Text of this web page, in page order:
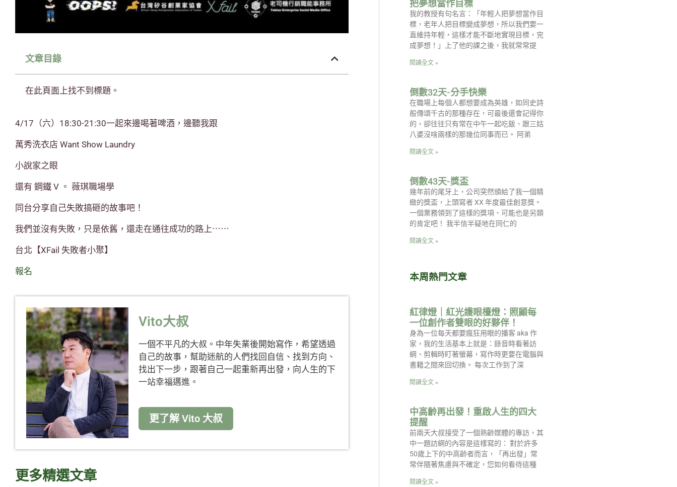
文章目錄
在此頁面上找不到標題。
4/17（六）18:30-21:30一起來邊喝著啤酒，邊聽我跟
萬秀洗衣店 Want Show Laundry
小說家之眼
還有 鋼鐵 V 。 薇琪職場學
同台分享自己失敗搞砸的故事吧！
我們並沒有失敗，只是依舊，還走在通往成功的路上⋯⋯
台北【XFail 失敗者小聚】
報名
Vito大叔
一個不平凡的大叔。中年失業後開始寫作，希望透過
自己的故事，幫助迷航的人們找回自信、找到方向、
找出下一步，跟著自己一起重新再出發，向人生的下
一站幸福邁進。
更了解 Vito 大叔
更多精選文章
把夢想當作目標
我的教授有句名言：「年輕人把夢想當作目
標，老年人把目標變成夢想，所以我們要一
直維持年輕，這樣才能不斷地實現目標，完
成夢想！」上了他的課之後，我就常常提
閱讀全文 »
倒數32天-分手快樂
在職場上每個人都想要成為英雄，如同史詩
般傳頌千古的那種存在，可最後還會記得你
的，卻往往只有常在中午一起吃飯、跟三姑
八婆沒啥兩樣的那幾位同事而已。 阿弟
閱讀全文 »
倒數43天-獎盃
幾年前的尾牙上，公司突然頒給了我一個精
緻的獎盃，上頭寫者 XX 年度最佳創意獎。
一個業務領到了這樣的獎項、可能也是另類
的肯定吧！ 我半信半疑地在同仁的
閱讀全文 »
本周熱門文章
紅律燈｜紅光護眼檯燈：照顧每
一位創作者雙眼的好夥伴！
身為一位每天都要瘋狂用眼的播客 aka 作
家，我的生活基本上就是：錄音時看著訪
綱、剪輯時盯著螢幕，寫作時更要在電腦與
書籍之間來回切換。 每次工作到了深
閱讀全文 »
中高齡再出發！重啟人生的四大
提醒
前兩天大叔接受了一個熟齡媒體的專訪，其
中一題訪綱的內容是這樣寫的： 對於許多
50歲上下的中高齡者而言，「再出發」常
常伴隨著焦慮與不確定，您如何看待這種
閱讀全文 »